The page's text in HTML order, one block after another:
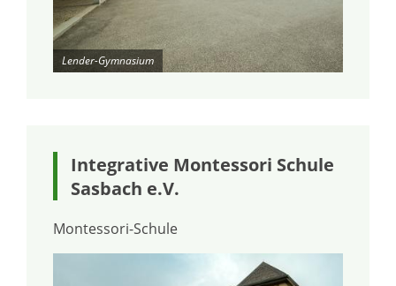
Lender-Gymnasium
Integrative Montessori Schule
Sasbach e.V.
Montessori-Schule